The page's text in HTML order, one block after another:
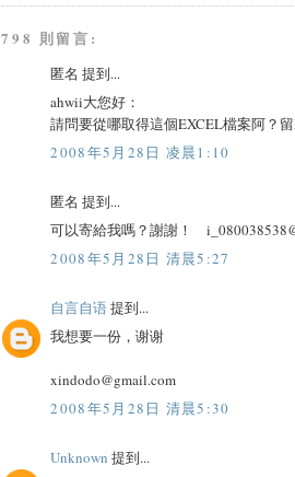
798 則留言:
匿名 提到...
ahwii大您好：
請問要從哪取得這個EXCEL檔案阿？
2008年5月28日 凌晨1:10
匿名 提到...
可以寄給我嗎？謝謝！
2008年5月28日 清晨5:27
自言自语提到...
我想要一份，谢谢
xindodo@gmail.com
2008年5月28日 清晨5:30
Unknown 提到...